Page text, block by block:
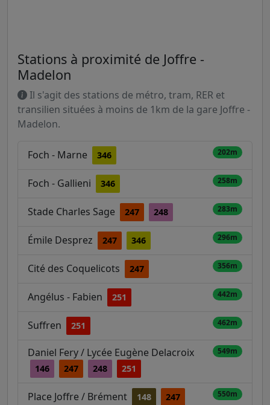
Stations à proximité de Joffre -
Madelon
Il s'agit des stations de métro, tram, RER et
transilien situées à moins de 1km de la gare Joffre -
Madelon.
Foch - Marne 346 202m
Foch - Gallieni 346 258m
Stade Charles Sage 247 248 283m
Émile Desprez 247 346 296m
Cité des Coquelicots 247 356m
Angélus - Fabien 251 442m
Suffren 251 462m
Daniel Fery / Lycée Eugène Delacroix
146 247 248 251
549m
Place Joffre / Brément 148
247
550m